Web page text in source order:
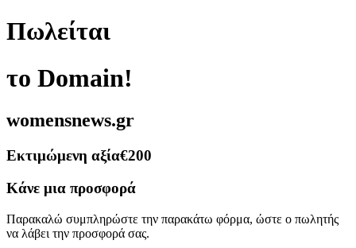
Πωλείται
το Domain!
womensnews.gr
Εκτιμώμενη αξία€200
Κάνε μια προσφορά
Παρακαλώ συμπληρώστε την παρακάτω φόρμα, ώστε ο πωλητής
να λάβει την προσφορά σας.